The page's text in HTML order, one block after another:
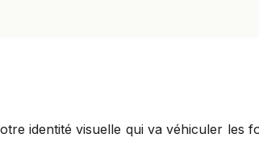
identité visuelle qui va véhiculer les